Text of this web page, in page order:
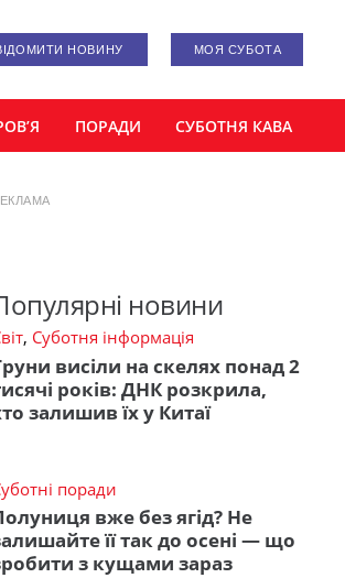
НОВИНУ МОЯ СУБОТА
ПОРАДИ СУБОТНЯ КАВА
новини
, Суботня інформація
висіли на скелях понад 2
років: ДНК розкрила,
залишив їх у Китаї
поради
вже без ягід? Не
її так до осені — що
з кущами зараз